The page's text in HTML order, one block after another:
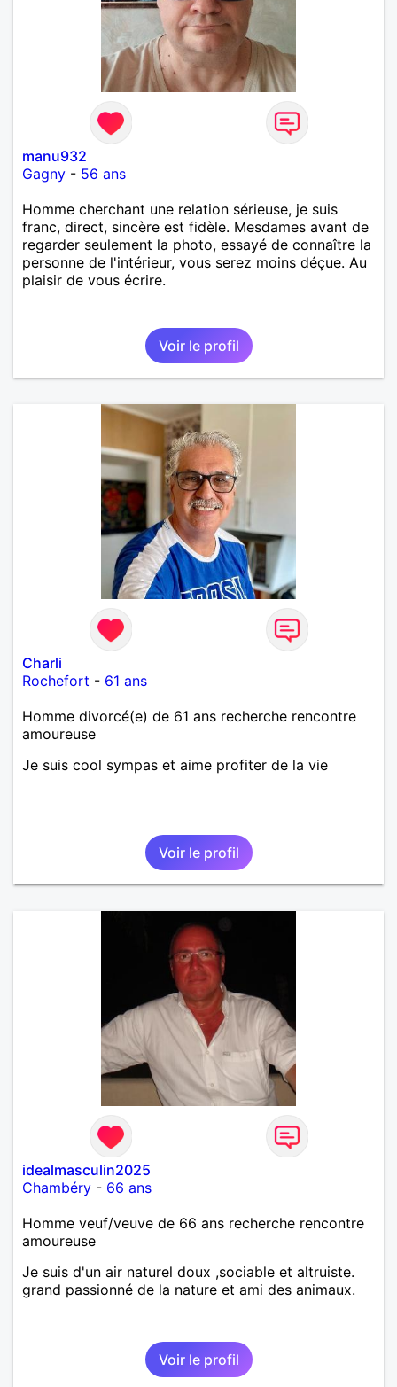
manu932
Gagny - 56 ans
Homme cherchant une relation sérieuse, je suis
franc, direct, sincère est fidèle. Mesdames avant de
regarder seulement la photo, essayé de connaître la
personne de l'intérieur, vous serez moins déçue. Au
plaisir de vous écrire.
Voir le profil
Charli
Rochefort - 61 ans
Homme divorcé(e) de 61 ans recherche rencontre
amoureuse
Je suis cool sympas et aime profiter de la vie
Voir le profil
idealmasculin2025
Chambéry - 66 ans
Homme veuf/veuve de 66 ans recherche rencontre
amoureuse
Je suis d'un air naturel doux ,sociable et altruiste.
grand passionné de la nature et ami des animaux.
Voir le profil